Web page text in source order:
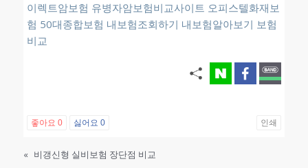
이렉트암보험 유병자암보험비교사이트 오피스텔화재보
험 50대종합보험 내보험조회하기 내보험알아보기 보험
비교
좋아요 0 싫어요 0 인쇄
« 비갱신형 실비보험 장단점 비교